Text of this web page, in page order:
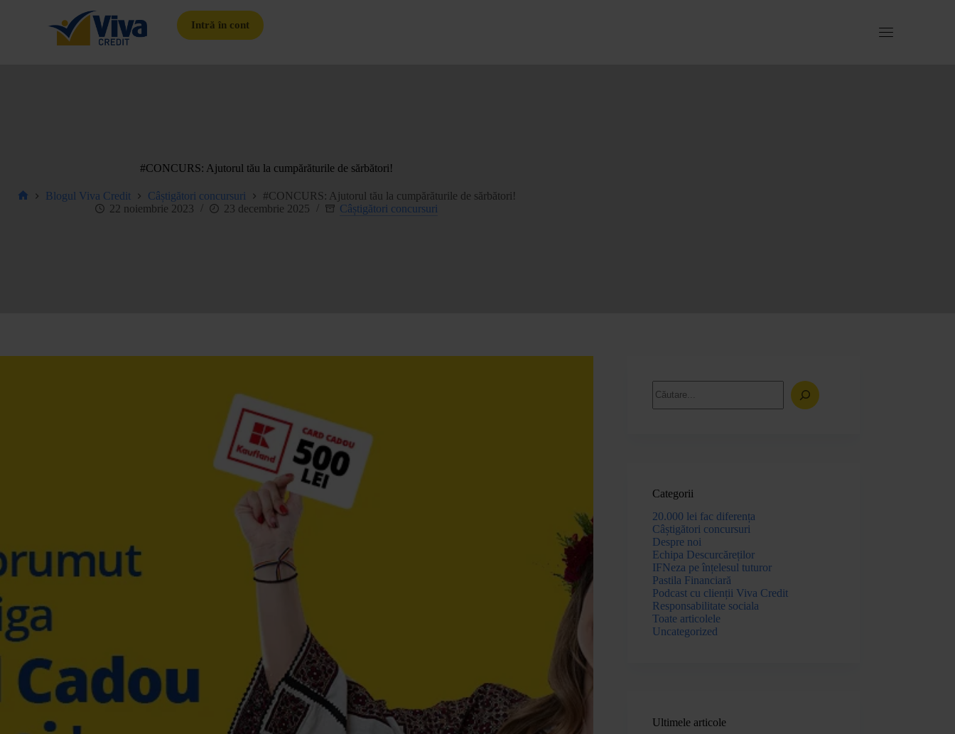
Intră în cont
#CONCURS: Ajutorul tău la cumpărăturile de sărbători!
Blogul Viva Credit Câștigători concursuri
#CONCURS: Ajutorul tău la cumpărăturile de sărbători!
22 noiembrie 2023
23 decembrie 2025 Câștigători concursuri
Categorii
20.000 lei fac diferența
Câștigători concursuri
Despre noi
Echipa Descurcăreților
IFNeza pe înțelesul tuturor
Pastila Financiară
Podcast cu clienții Viva Credit
Responsabilitate sociala
Toate articolele
Uncategorized
Ultimele articole